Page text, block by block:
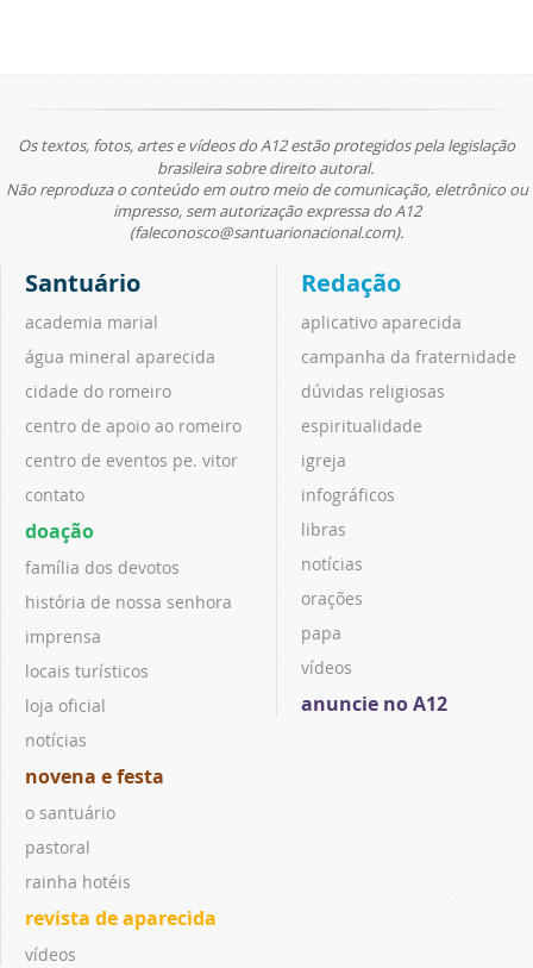
Os textos, fotos, artes e vídeos do A12 estão protegidos pela legislação
brasileira sobre direito autoral.
Não reproduza o conteúdo em outro meio de comunicação, eletrônico ou
impresso, sem autorização expressa do A12
(faleconosco@santuarionacional.com).
Santuário
academia marial
água mineral aparecida
cidade do romeiro
centro de apoio ao romeiro
centro de eventos pe. vitor
contato
doação
família dos devotos
história de nossa senhora
imprensa
locais turísticos
loja oficial
notícias
novena e festa
o santuário
pastoral
rainha hotéis
revista de aparecida
vídeos
Redação
aplicativo aparecida
campanha da fraternidade
dúvidas religiosas
espiritualidade
igreja
infográficos
libras
notícias
orações
papa
vídeos
anuncie no A12